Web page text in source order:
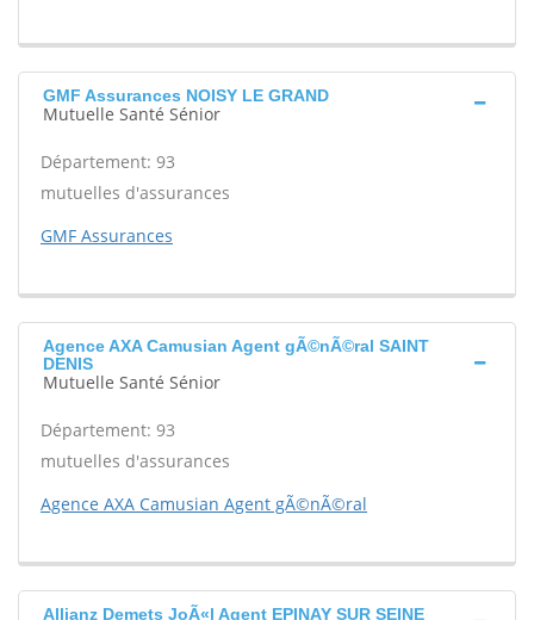
GMF Assurances NOISY LE GRAND
Mutuelle Santé Sénior
Département: 93
mutuelles d'assurances
GMF Assurances
Agence AXA Camusian Agent gÃ©nÃ©ral SAINT
DENIS
Mutuelle Santé Sénior
Département: 93
mutuelles d'assurances
Agence AXA Camusian Agent gÃ©nÃ©ral
Allianz Demets JoÃ«l Agent EPINAY SUR SEINE